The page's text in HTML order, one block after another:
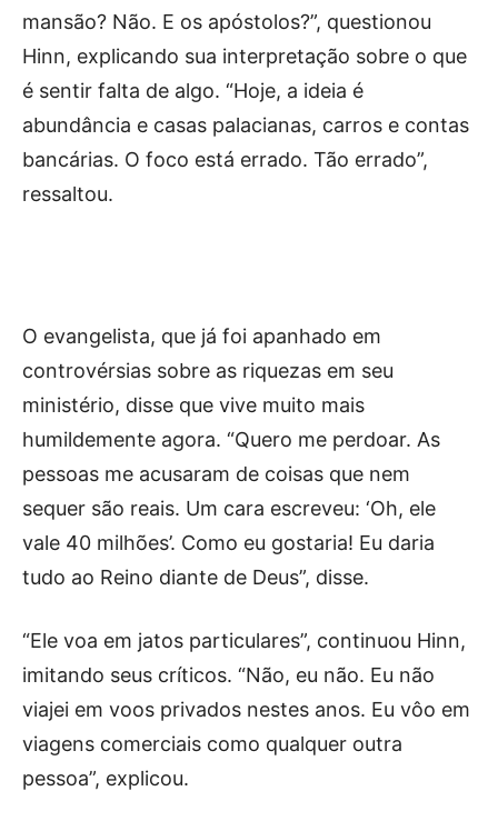
mansão? Não. E os apóstolos?”, questionou
Hinn, explicando sua interpretação sobre o que
é sentir falta de algo. “Hoje, a ideia é
abundância e casas palacianas, carros e contas
bancárias. O foco está errado. Tão errado”,
ressaltou.
O evangelista, que já foi apanhado em
controvérsias sobre as riquezas em seu
ministério, disse que vive muito mais
humildemente agora. “Quero me perdoar. As
pessoas me acusaram de coisas que nem
sequer são reais. Um cara escreveu: ‘Oh, ele
vale 40 milhões’. Como eu gostaria! Eu daria
tudo ao Reino diante de Deus”, disse.
“Ele voa em jatos particulares”, continuou Hinn,
imitando seus críticos. “Não, eu não. Eu não
viajei em voos privados nestes anos. Eu vôo em
viagens comerciais como qualquer outra
pessoa”, explicou.